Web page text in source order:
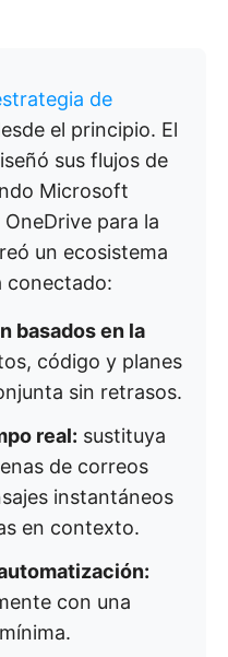
de
el principio. El
sus flujos de
Microsoft
para la
un ecosistema
conectado:
basados en la
código y planes
sin retrasos.
real: sustituya
de correos
instantáneos
en contexto.
con una